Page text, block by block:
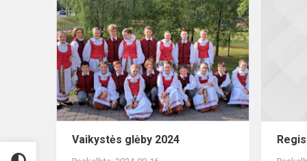
glėby
2024
Vaikystės glėby 2024